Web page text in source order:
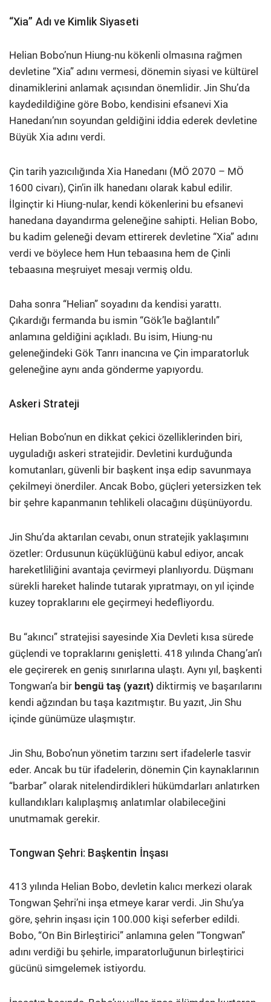
“Xia” Adı ve Kimlik Siyaseti
Helian Bobo’nun Hiung-nu kökenli olmasına rağmen
devletine “Xia” adını vermesi, dönemin siyasi ve kültürel
dinamiklerini anlamak açısından önemlidir. Jin Shu’da
kaydedildiğine göre Bobo, kendisini efsanevi Xia
Hanedanı’nın soyundan geldiğini iddia ederek devletine
Büyük Xia adını verdi.
Çin tarih yazıcılığında Xia Hanedanı (MÖ 2070 – MÖ
1600 civarı), Çin’in ilk hanedanı olarak kabul edilir.
İlginçtir ki Hiung-nular, kendi kökenlerini bu efsanevi
hanedana dayandırma geleneğine sahipti. Helian Bobo,
bu kadim geleneği devam ettirerek devletine “Xia” adını
verdi ve böylece hem Hun tebaasına hem de Çinli
tebaasına meşruiyet mesajı vermiş oldu.
Daha sonra “Helian” soyadını da kendisi yarattı.
Çıkardığı fermanda bu ismin “Gök’le bağlantılı”
anlamına geldiğini açıkladı. Bu isim, Hiung-nu
geleneğindeki Gök Tanrı inancına ve Çin imparatorluk
geleneğine aynı anda gönderme yapıyordu.
Askeri Strateji
Helian Bobo’nun en dikkat çekici özelliklerinden biri,
uyguladığı askeri stratejidir. Devletini kurduğunda
komutanları, güvenli bir başkent inşa edip savunmaya
çekilmeyi önerdiler. Ancak Bobo, güçleri yetersizken tek
bir şehre kapanmanın tehlikeli olacağını düşünüyordu.
Jin Shu’da aktarılan cevabı, onun stratejik yaklaşımını
özetler: Ordusunun küçüklüğünü kabul ediyor, ancak
hareketliliğini avantaja çevirmeyi planlıyordu. Düşmanı
sürekli hareket halinde tutarak yıpratmayı, on yıl içinde
kuzey topraklarını ele geçirmeyi hedefliyordu.
Bu “akıncı” stratejisi sayesinde Xia Devleti kısa sürede
güçlendi ve topraklarını genişletti. 418 yılında Chang’an’ı
ele geçirerek en geniş sınırlarına ulaştı. Aynı yıl, başkenti
Tongwan’a bir bengü taş (yazıt) diktirmiş ve başarılarını
kendi ağzından bu taşa kazıtmıştır. Bu yazıt, Jin Shu
içinde günümüze ulaşmıştır.
Jin Shu, Bobo’nun yönetim tarzını sert ifadelerle tasvir
eder. Ancak bu tür ifadelerin, dönemin Çin kaynaklarının
“barbar” olarak nitelendirdikleri hükümdarları anlatırken
kullandıkları kalıplaşmış anlatımlar olabileceğini
unutmamak gerekir.
Tongwan Şehri: Başkentin İnşası
413 yılında Helian Bobo, devletin kalıcı merkezi olarak
Tongwan Şehri’ni inşa etmeye karar verdi. Jin Shu’ya
göre, şehrin inşası için 100.000 kişi seferber edildi.
Bobo, “On Bin Birleştirici” anlamına gelen “Tongwan”
adını verdiği bu şehirle, imparatorluğunun birleştirici
gücünü simgelemek istiyordu.